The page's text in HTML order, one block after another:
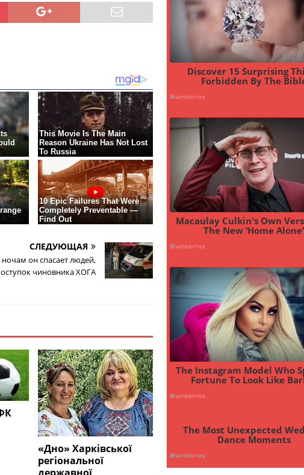
СЛЕДУЮЩАЯ
он спасает людей,
чиновника ХОГА
«Дно» Харківської
регіональної
державної